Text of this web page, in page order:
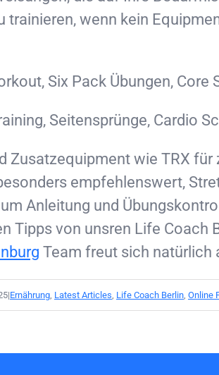
wenn kein
Six Pack Übungen, Core
Seitensprünge, Cardio
Zusatzequipment wie TRX
empfehlenswert,
Anleitung und
Tipps von unsren Life Coach
Team freut sich natürlich
|Ernährung, Latest Articles, Life Coach Berlin, Online